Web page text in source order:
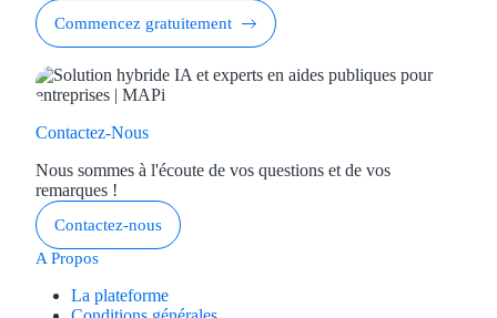
Commencez gratuitement
Contactez-Nous
Nous sommes à l'écoute de vos questions et de vos
remarques !
Contactez-nous
A Propos
La plateforme